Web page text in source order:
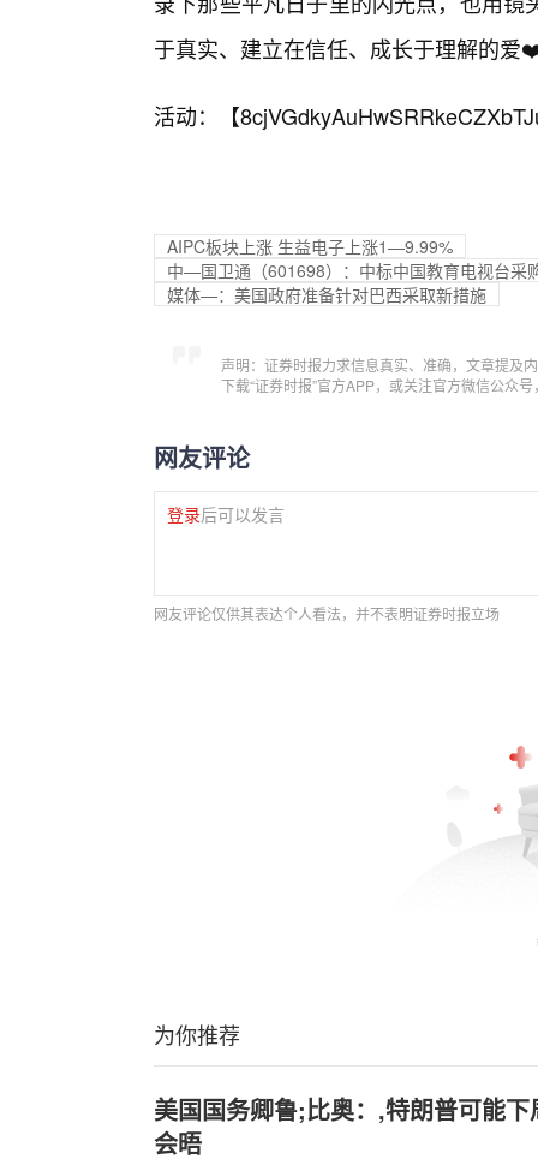
于真实、建立在信任、成长于理解的
活动：【
AIPC板块上涨 生益电子上涨1—9.99%
中—国卫通（601698）：中标中国教育电视台采
媒体—：美国政府准备针对巴西采取新措施
声明：证券时报力求信息真实、准确，文章提及
下载“证券时报”官方APP，或关注官方微信公众
网友评论
登录后可以发言
网友评论仅供其表达个人看法，并不表明证券时报立场
为你推荐
美国国务卿鲁;比奥：,特朗普可能
会晤